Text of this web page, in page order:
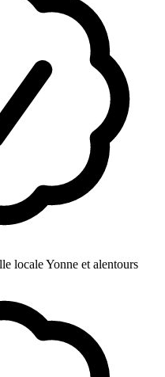
locale Yonne et alentours